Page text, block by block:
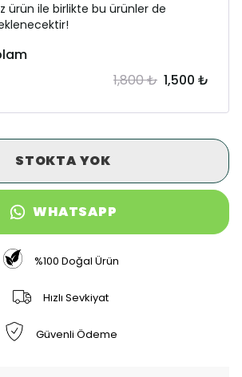
ürün ile birlikte bu ürünler de
1,800 ₺ 1,500 ₺
STOKTA YOK
WHATSAPP
%100 Doğal Ürün
Hızlı Sevkiyat
Güvenli Ödeme